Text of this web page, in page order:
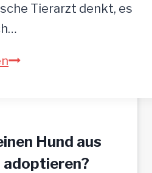
Tierarzt denkt, es
ASTA
tolle
Menschen
Hund aus
adoptieren?